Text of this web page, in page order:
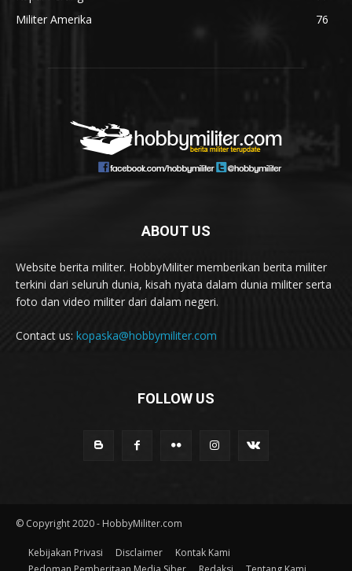
Militer Amerika
76
ABOUT US
Website berita militer. HobbyMiliter memberikan berita militer
terkini dari seluruh dunia, kisah nyata dalam dunia militer serta
foto dan video militer dari dalam negeri.
Contact us: kopaska@hobbymiliter.com
FOLLOW US
© Copyright 2020 - HobbyMiliter.com
Kebijakan Privasi Disclaimer
Kontak Kami